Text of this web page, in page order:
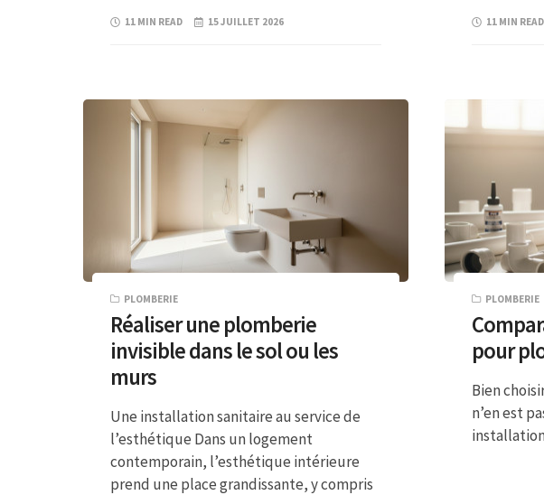
11 MIN READ 15 JUILLET 2026 11 MIN READ
PLOMBERIE
Réaliser une plomberie
invisible dans le sol ou les
murs
Une installation sanitaire au service de
l’esthétique Dans un logement
contemporain, l’esthétique intérieure
prend une place grandissante, y compris
PLOMBERIE
pour
Bien
n’en est